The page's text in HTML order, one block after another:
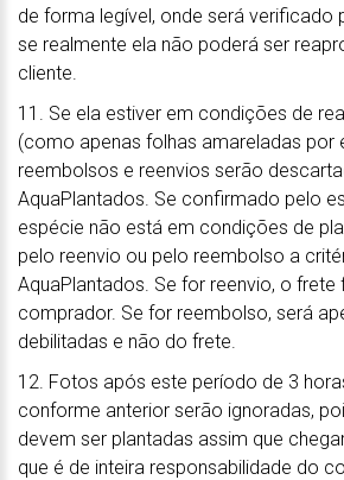
de forma legível, onde será verificado
se realmente ela não poderá ser
cliente.
11. Se ela estiver em condições de
(como apenas folhas amareladas por
reembolsos e reenvios serão
AquaPlantados. Se confirmado pelo
espécie não está em condições de
pelo reenvio ou pelo reembolso a
AquaPlantados. Se for reenvio, o
comprador. Se for reembolso, será
debilitadas e não do frete.
12. Fotos após este período de 3
conforme anterior serão ignoradas,
devem ser plantadas assim que
que é de inteira responsabilidade do